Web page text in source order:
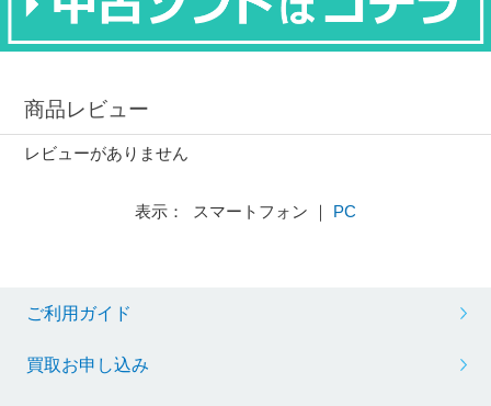
商品レビュー
レビューがありません
表示： スマートフォン ｜ PC
ご利用ガイド
買取お申し込み